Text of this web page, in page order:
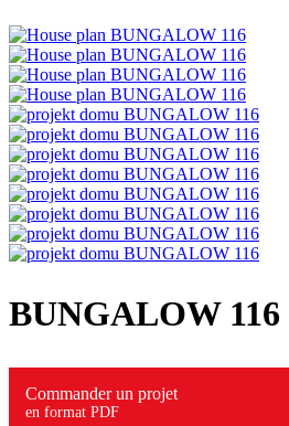
BUNGALOW 116
Commander un projet
en format PDF